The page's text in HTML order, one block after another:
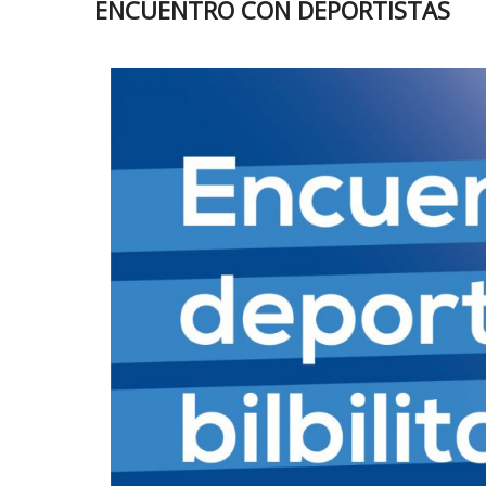
ENCUENTRO CON DEPORTISTAS